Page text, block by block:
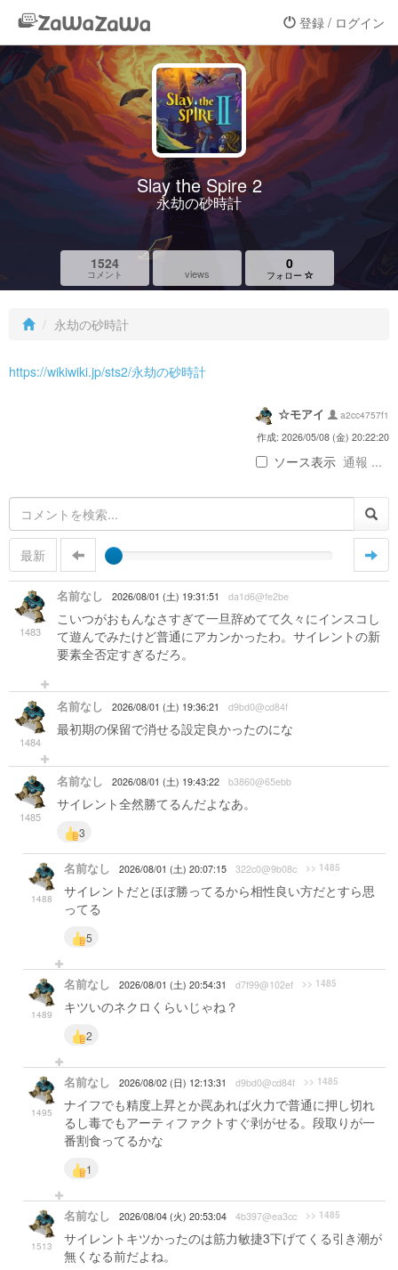
登録 / ログイン
Slay the Spire 2
永劫の砂時計
1524
コメント views
0
フォロー
永劫の砂時計
https://wikiwiki.jp/sts2/永劫の砂時計
☆モアイ
a2cc4757f1
作成: 2026/05/08 (金) 20:22:20
ソース表示 通報 ...
最新
1483
名前なし 2026/08/01 (土) 19:31:51 da1d6@fe2be
こいつがおもんなさすぎて一旦辞めてて久々にインスコし
て遊んでみたけど普通にアカンかったわ。サイレントの新
要素全否定すぎるだろ。
1484
名前なし 2026/08/01 (土) 19:36:21 d9bd0@cd84f
最初期の保留で消せる設定良かったのにな
1485
名前なし 2026/08/01 (土) 19:43:22 b3860@65ebb
サイレント全然勝てるんだよなあ。
3
1488
名前なし 2026/08/01 (土) 20:07:15 322c0@9b08c >> 1485
サイレントだとほぼ勝ってるから相性良い方だとすら思
ってる
5
1489
名前なし 2026/08/01 (土) 20:54:31 d7f99@102ef >> 1485
キツいのネクロくらいじゃね？
2
1495
名前なし 2026/08/02 (日) 12:13:31 d9bd0@cd84f >> 1485
ナイフでも精度上昇とか罠あれば火力で普通に押し切れ
るし毒でもアーティファクトすぐ剥がせる。段取りが一
番割食ってるかな
1
1513
名前なし 2026/08/04 (火) 20:53:04 4b397@ea3cc >> 1485
サイレントキツかったのは筋力敏捷3下げてくる引き潮が
無くなる前だよね。